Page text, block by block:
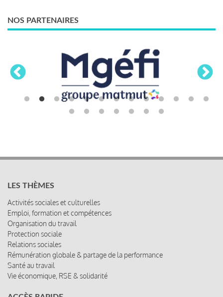
NOS PARTENAIRES
LES THÈMES
Activités sociales et culturelles
Emploi, formation et compétences
Organisation du travail
Protection sociale
Relations sociales
Rémunération globale & partage de la performance
Santé au travail
Vie économique, RSE & solidarité